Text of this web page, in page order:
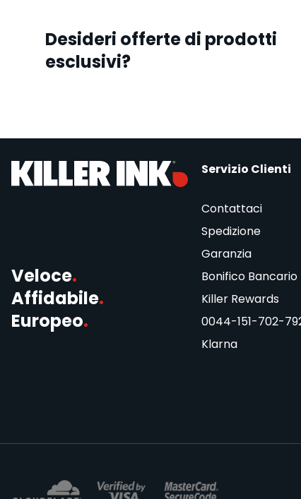
Desideri offerte di prodotti
esclusivi?
Veloce.
Affidabile.
Europeo.
Servizio Clienti
Contattaci
Spedizione
Garanzia
Bonifico Bancario
Killer Rewards
0044-151-702-
Klarna